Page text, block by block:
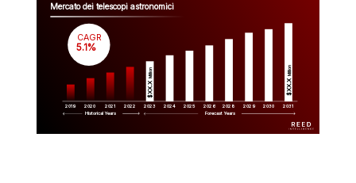
Mercato dei telescopi astronomici
2019 2020 2021 2022 2023 2024 2025 2026 2028 2029 2030 2031
$XX.X
Million
$XX.X
Million
CAGR
5.1%
Historical Years Forecast Years